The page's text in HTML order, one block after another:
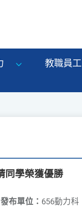
教職員工
同學榮獲優勝
發布單位： 656動力科